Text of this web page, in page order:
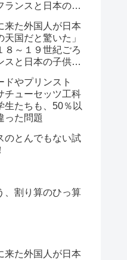
ランスと日本の子
来た外国人が日本
天国だと驚いた」
８～１９世紀ごろ
スと日本の子供の
ドやプリンスト
チューセッツ工科
生たちも、50％以
った問題
のとんでもない試
、割り算のひっ算
来た外国人が日本